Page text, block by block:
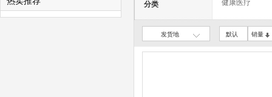
分类 健康医疗
发货地 默认 销量